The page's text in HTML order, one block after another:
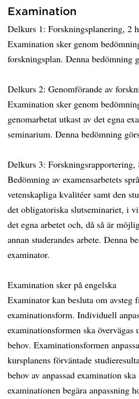
Examination
Delkurs 1: Forskningsplanering, 2
Examination sker genom
forskningsplan. Denna bedömning
Delkurs 2: Genomförande av
Examination sker genom
genomarbetat utkast av det egna
seminarium. Denna bedömning
Delkurs 3: Forskningsrapportering,
Bedömning av examensarbetets
vetenskapliga kvalitéer samt den
det obligatoriska slutseminariet, i
det egna arbetet och, då så är
annan studerandes arbete. Denna
examinator.
Examination sker på engelska
Examinator kan besluta om avsteg
examinationsform. Individuell
examinationsformen ska övervägas
behov. Examinationsformen
kursplanens förväntade
behov av anpassad examination
examinationen begära anpassning